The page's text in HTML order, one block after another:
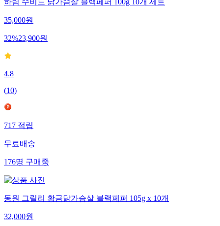
하림 수비드 닭가슴살 블랙페퍼 100g 10개 세트
35,000원
32%23,900원
4.8
(10)
717적립
무료배송
176명구매중
동원 그릴리 황금닭가슴살 블랙페퍼 105g x 10개
32,000원